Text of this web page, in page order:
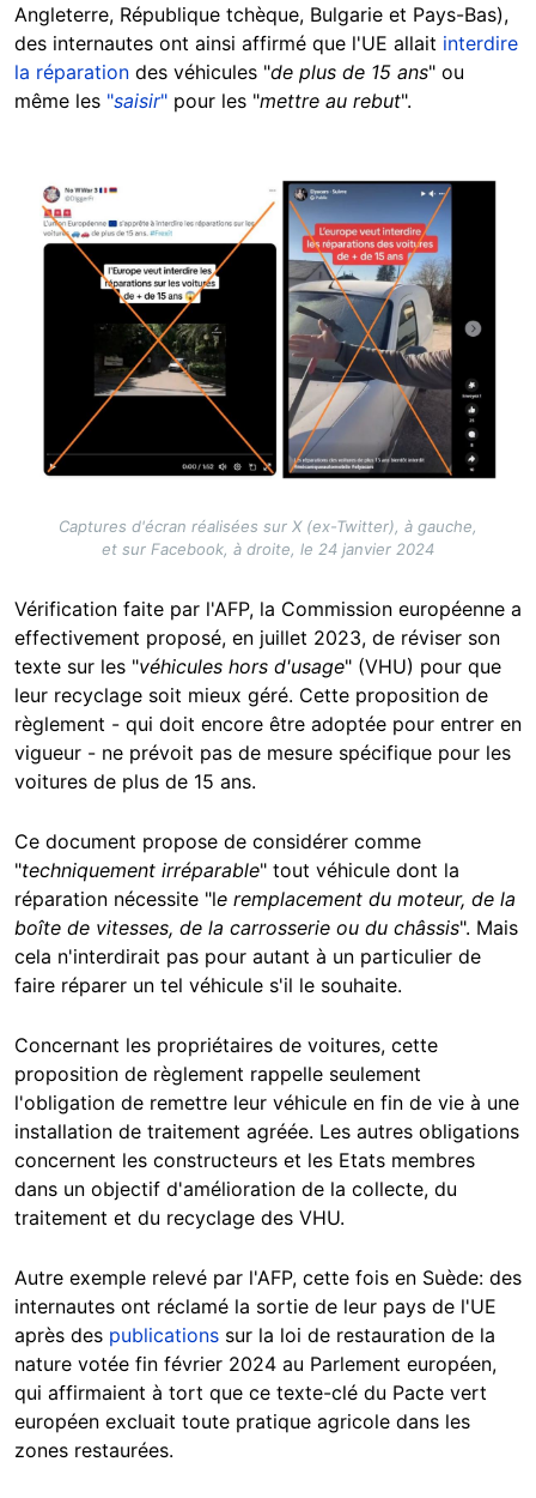
Angleterre, République tchèque, Bulgarie et Pays-Bas),
des internautes ont ainsi affirmé que l'UE allait interdire
la réparation des véhicules "de plus de 15 ans" ou
même les "saisir" pour les "mettre au rebut".
Image
Captures d'écran réalisées sur X (ex-Twitter), à gauche,
et sur Facebook, à droite, le 24 janvier 2024
Vérification faite par l'AFP, la Commission européenne a
effectivement proposé, en juillet 2023, de réviser son
texte sur les "véhicules hors d'usage" (VHU) pour que
leur recyclage soit mieux géré. Cette proposition de
règlement - qui doit encore être adoptée pour entrer en
vigueur - ne prévoit pas de mesure spécifique pour les
voitures de plus de 15 ans.
Ce document propose de considérer comme
"techniquement irréparable" tout véhicule dont la
réparation nécessite "le remplacement du moteur, de la
boîte de vitesses, de la carrosserie ou du châssis". Mais
cela n'interdirait pas pour autant à un particulier de
faire réparer un tel véhicule s'il le souhaite.
Concernant les propriétaires de voitures, cette
proposition de règlement rappelle seulement
l'obligation de remettre leur véhicule en fin de vie à une
installation de traitement agréée. Les autres obligations
concernent les constructeurs et les Etats membres
dans un objectif d'amélioration de la collecte, du
traitement et du recyclage des VHU.
Autre exemple relevé par l'AFP, cette fois en Suède: des
internautes ont réclamé la sortie de leur pays de l'UE
après des publications sur la loi de restauration de la
nature votée fin février 2024 au Parlement européen,
qui affirmaient à tort que ce texte-clé du Pacte vert
européen excluait toute pratique agricole dans les
zones restaurées.